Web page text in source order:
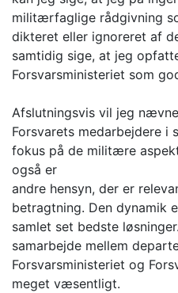
militærfaglige rådgivning
dikteret eller ignoreret af
samtidig sige, at jeg
Forsvarsministeriet som
Afslutningsvis vil jeg
Forsvarets medarbejdere i
fokus på de militære
også er
andre hensyn, der er
betragtning. Den dynamik
samlet set bedste
samarbejde mellem
Forsvarsministeriet og
meget væsentligt.